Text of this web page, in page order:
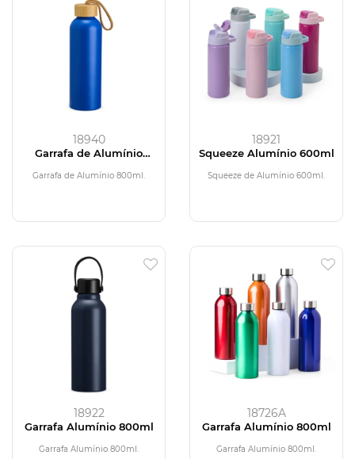
18940
Garrafa de Alumínio
Garrafa de Alumínio 800ml.
18921
Squeeze Alumínio 600ml
Squeeze de Alumínio 600ml.
18922
Garrafa Alumínio 800ml
Garrafa Alumínio 800ml.
18726A
Garrafa Alumínio 800ml
Garrafa Alumínio 800ml.